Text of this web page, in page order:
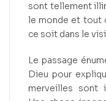
sont tellement
le monde et tout
ce soit dans le
Le passage
Dieu pour
merveilles sont